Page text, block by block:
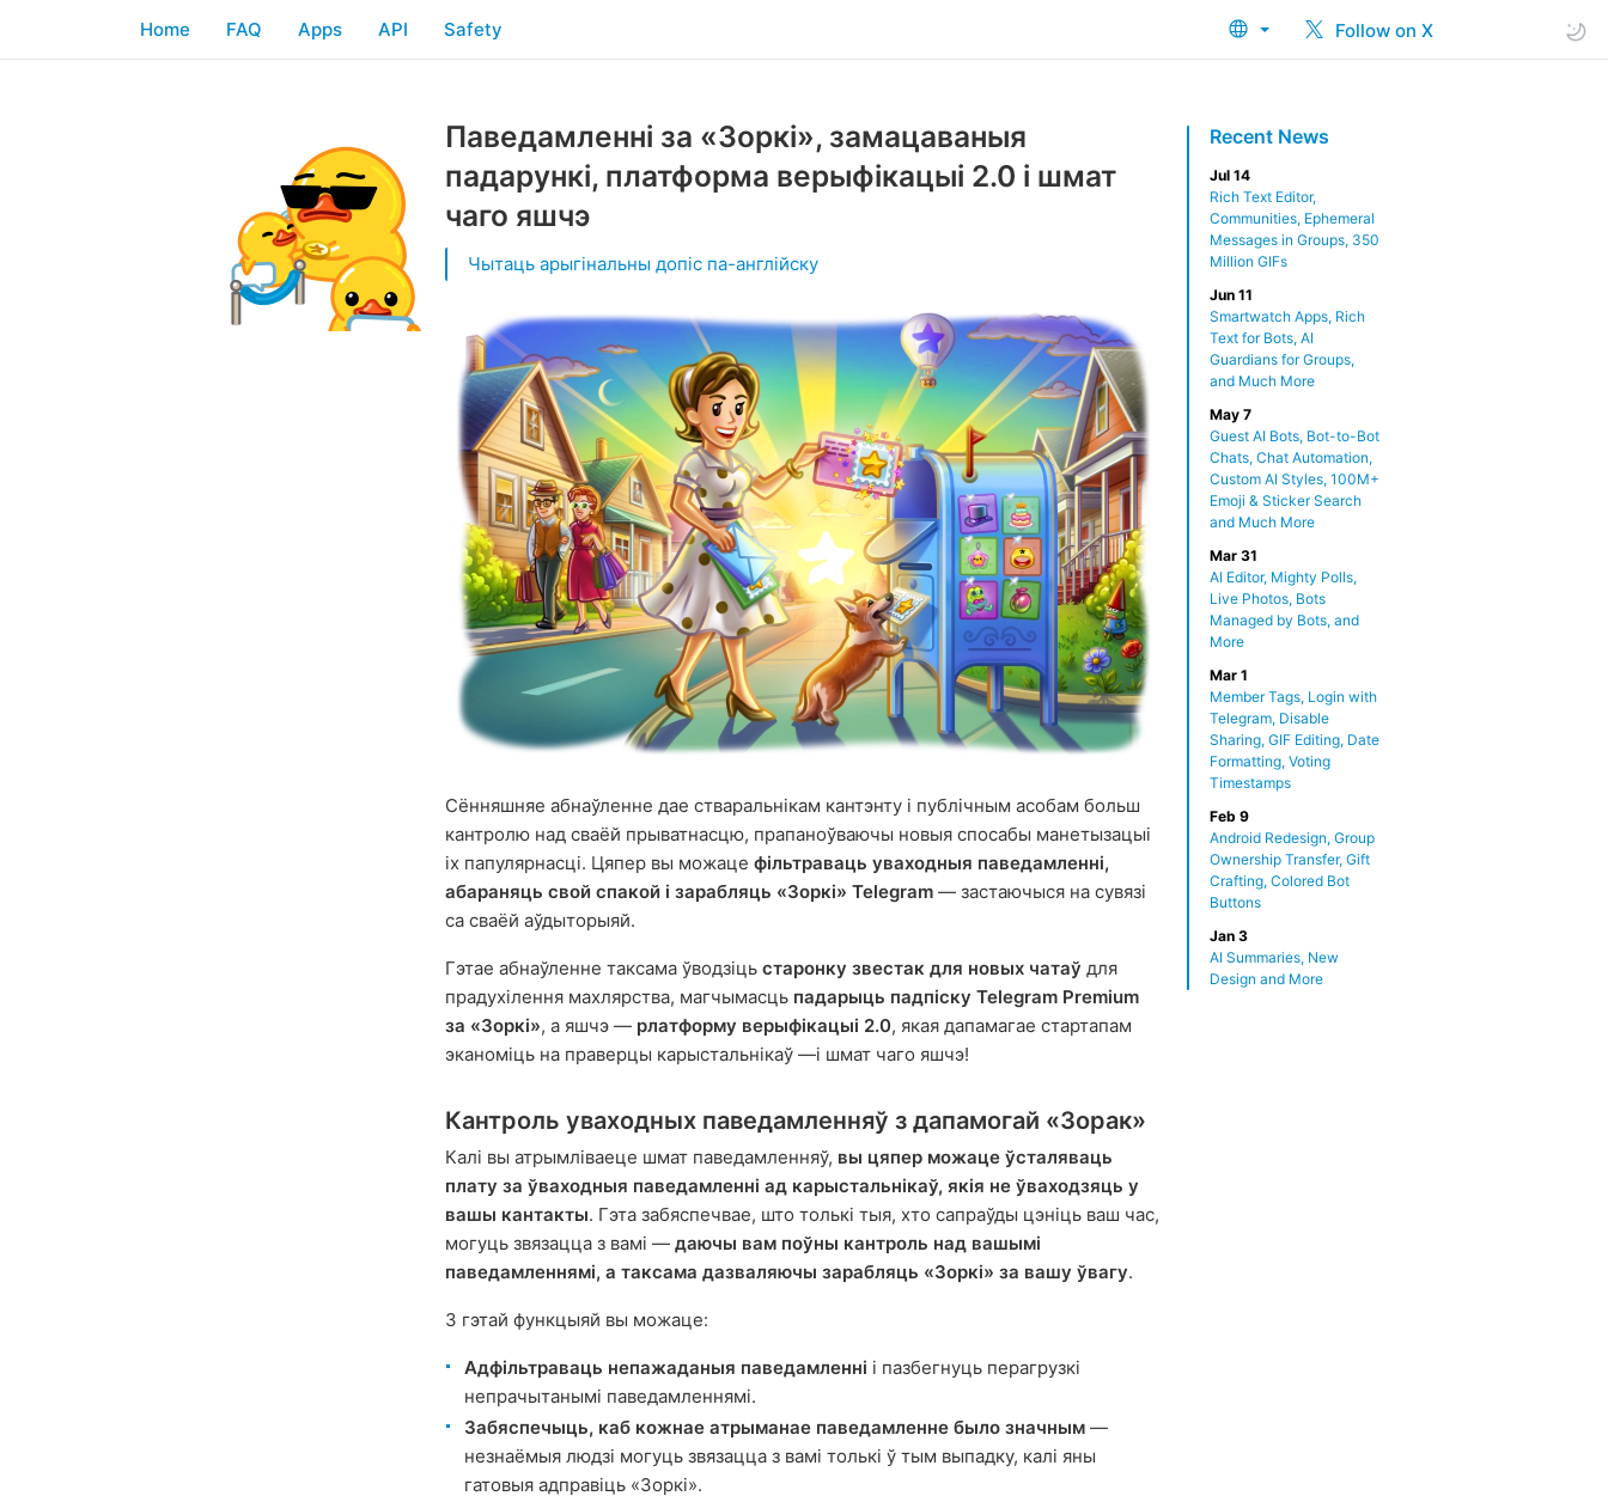
Follow on X
Home FAQ Apps API Safety
Recent News
Jul 14
Rich Text Editor,
Communities, Ephemeral
Messages in Groups, 350
Million GIFs
Jun 11
Smartwatch Apps, Rich
Text for Bots, AI
Guardians for Groups,
and Much More
May 7
Guest AI Bots, Bot-to-Bot
Chats, Chat Automation,
Custom AI Styles, 100M+
Emoji & Sticker Search
and Much More
Mar 31
AI Editor, Mighty Polls,
Live Photos, Bots
Managed by Bots, and
More
Mar 1
Member Tags, Login with
Telegram, Disable
Sharing, GIF Editing, Date
Formatting, Voting
Timestamps
Feb 9
Android Redesign, Group
Ownership Transfer, Gift
Crafting, Colored Bot
Buttons
Jan 3
AI Summaries, New
Design and More
Паведамленні за «Зоркі», замацаваныя
падарункі, платформа верыфікацыі 2.0 і шмат
чаго яшчэ
Чытаць арыгінальны допіс па-англійску
Сённяшняе абнаўленне дае стваральнікам кантэнту і публічным асобам больш
кантролю над сваёй прыватнасцю, прапаноўваючы новыя спосабы манетызацыі
іх папулярнасці. Цяпер вы можаце фільтраваць уваходныя паведамленні,
абараняць свой спакой і зарабляць «Зоркі» Telegram — застаючыся на сувязі
са сваёй аўдыторыяй.
Гэтае абнаўленне таксама ўводзіць старонку звестак для новых чатаў для
прадухілення махлярства, магчымасць падарыць падпіску Telegram Premium
за «Зоркі», а яшчэ — рлатформу верыфікацыі 2.0, якая дапамагае стартапам
эканоміць на праверцы карыстальнікаў —і шмат чаго яшчэ!
Кантроль уваходных паведамленняў з дапамогай «Зорак»
Калі вы атрымліваеце шмат паведамленняў, вы цяпер можаце ўсталяваць
плату за ўваходныя паведамленні ад карыстальнікаў, якія не ўваходзяць у
вашы кантакты. Гэта забяспечвае, што толькі тыя, хто сапраўды цэніць ваш час,
могуць звязацца з вамі — даючы вам поўны кантроль над вашымі
паведамленнямі, а таксама дазваляючы зарабляць «Зоркі» за вашу ўвагу.
З гэтай функцыяй вы можаце:
Адфільтраваць непажаданыя паведамленні і пазбегнуць перагрузкі
непрачытанымі паведамленнямі.
Забяспечыць, каб кожнае атрыманае паведамленне было значным —
незнаёмыя людзі могуць звязацца з вамі толькі ў тым выпадку, калі яны
гатовыя адправіць «Зоркі».